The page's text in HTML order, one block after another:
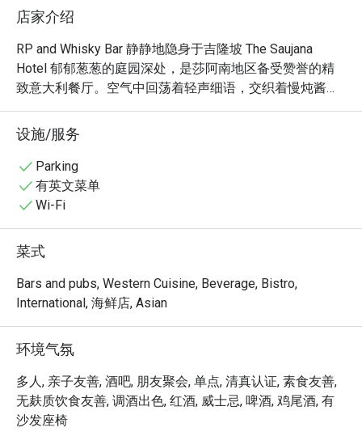
店家介绍
RP and Whisky Bar 静静地隐身于吉隆坡 The Saujana
Hotel 郁郁葱葱的庭园深处，是莎阿南地区备受赞誉的精
致意大利餐厅。空气中回荡着轻声细语，交织着慢炖酱汁
的浓郁香气，以及来自隔壁威士忌吧的陈年橡木芬芳。幽
暗的灯光洒落在深色木质与柔软皮革上，营造出远离城市
喧嚣的私密氛围。这家获奖无数的餐厅，是寻求在优雅环
境中品尝非凡美食的饕客们，不容错过的体验。
无论是寻求一顿快捷的晚餐，还是想慵懒地消磨一整个夜
菜单是对道地意大利风味的致敬，从质朴的柴烧披萨，到
充满生命力、口感精致的手工意大利面，无一不展现着食
材的新鲜本味。但这里的体验远不止于盘中佳肴。附设的
酒吧拥有城中最齐全的威士忌珍藏之一，是餐后小酌、延
暖周到服务，更让一切臻至完美。
无论是私密的两人约会、高端的商务晚宴，还是温馨的静
谧庆祝，这里都是您的理想之选。
设施/服务
Parking
有英文菜单
Wi-Fi
菜式
Bars and pubs, Western Cuisine, Beverage, Bistro,
International, 海鲜店, Asian
环境气氛
多人, 亲子友善, 酒吧, 朋友聚会, 单点, 清真认证, 素食友善,
无麸质饮食友善, 调酒出色, 红酒, 威士忌, 啤酒, 鸡尾酒, 有
沙发座椅